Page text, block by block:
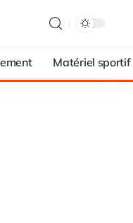
Matériel sportif